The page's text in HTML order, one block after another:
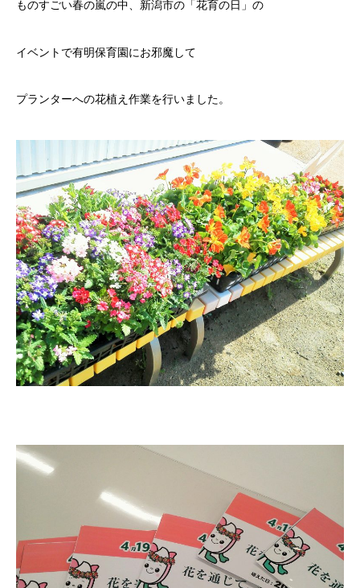
ものすごい春の嵐の中、新潟市の「花育の日」の
イベントで有明保育園にお邪魔して
プランターへの花植え作業を行いました。